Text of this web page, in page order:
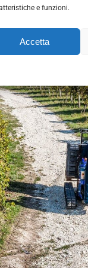
e funzioni.
Accetta